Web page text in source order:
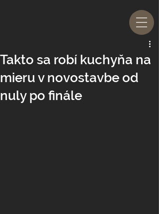
Takto sa robí kuchyňa na
mieru v novostavbe od
nuly po finále